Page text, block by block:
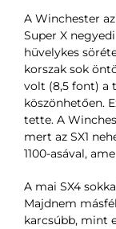
A Winchester
Super X
hüvelykes
korszak sok
volt (8,5 font) a
köszönhetően.
tette. A
mert az SX1
1100-asával,
A mai SX4
Majdnem
karcsúbb, mint